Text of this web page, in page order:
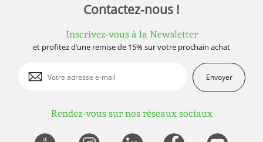
Contactez-nous !
Inscrivez-vous à la Newsletter
et profitez d’une remise de 15% sur votre prochain achat
Envoyer
Rendez-vous sur nos réseaux sociaux